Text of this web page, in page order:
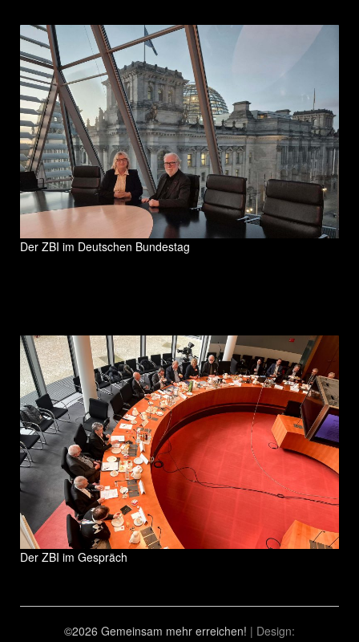
Der ZBI im Deutschen Bundestag
Der ZBI im Gespräch
©2026 Gemeinsam mehr erreichen! | Design: